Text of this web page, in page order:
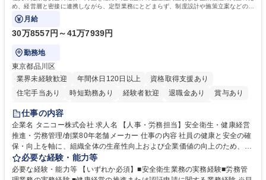
め、経営層と密接に連携しながら、定型業務にとどまらず、制度設計や施策立案などの上
流工程から関与していただきます。
月給
30万8557円～41万7939円
勤務地
東京都品川区
業界未経験歓迎
年間休日120日以上
資格取得支援あり
住宅手当あり
時短勤務あり 経験者歓迎 退職金あり
賞与あり
完全週休2日制
寮・社宅あり
仕事の内容
企業名 タニコー株式会社 求人名 【人事・労務担当】安全衛生・健康経営
推進・労務管理/創業80年老舗メーカー 仕事の内容 社員の健康と安全の確
保・向上を軸に、組織全体の生産性向上および企業価値の向上のため、経
営層と密接に連携しながら、定型業務にとどまらず、制度設計や施策立案
などの上流工程から関与していただきます。 【主な業務内容】■安全衛生
業務（ストレスチェック、健康診断の運用、産業医との連携 など）■健康
必要な経験・能力等
必要な経験・能力等 【いずれか必須】■安全衛生業務の実務経験■労務管